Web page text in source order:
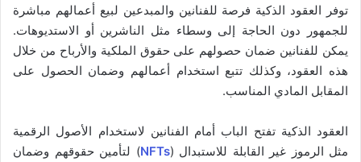
توفر العقود الذكية فرصة للفنانين والمبدعين لبيع أعمالهم مباشرة
للجمهور دون الحاجة إلى وسطاء مثل الناشرين أو الاستديوهات.
يمكن للفنانين ضمان حصولهم على حقوق الملكية والأرباح من خلال
هذه العقود، وكذلك تتبع استخدام أعمالهم وضمان الحصول على
المقابل المادي المناسب.
العقود الذكية تفتح الباب أمام الفنانين لاستخدام الأصول الرقمية
مثل الرموز غير القابلة للاستبدال (NFTs) لتأمين حقوقهم وضمان